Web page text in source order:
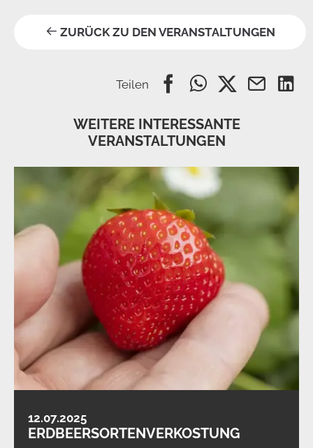
ZURÜCK ZU DEN VERANSTALTUNGEN
Teilen
WEITERE INTERESSANTE
VERANSTALTUNGEN
12.07.2025
ERDBEERSORTENVERKOSTUNG